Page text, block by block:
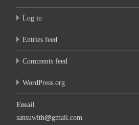
Log in
Entries feed
Comments feed
WordPress.org
Email
sansuwith@gmail.com